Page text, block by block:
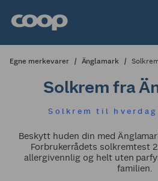
Egne merkevarer Änglamark
Solkrem fra
Solkrem til hverdag
Beskytt huden din med
Forbrukerrådets solkremtest
allergivennlig og helt uten
familien.